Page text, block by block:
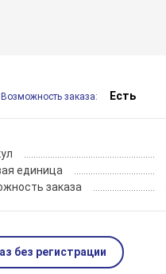
Возможность заказа: Есть
единица
заказа
без регистрации